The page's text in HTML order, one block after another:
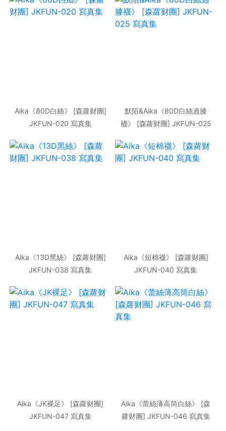
Aika《80D白絲》 [森蘿财團]
JKFUN-020 寫真集
默陌&Aika《80D白絲過膝
襪》 [森蘿财團] JKFUN-025
Aika《13D黑絲》 [森蘿财團]
JKFUN-038 寫真集
Aika《短棉襪》 [森蘿财團]
JKFUN-040 寫真集
Aika《JK裸足》 [森蘿财團]
JKFUN-047 寫真集
Aika《蕾絲薄高筒白絲》 [森
蘿财團] JKFUN-046 寫真集